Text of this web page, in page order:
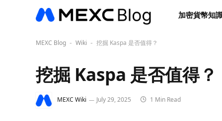
加密貨幣知
MEXC Blog - Wiki - 挖掘 Kaspa 是否值得？
挖掘 Kaspa 是否值得？
MEXC Wiki July 29, 2025 1 Min Read